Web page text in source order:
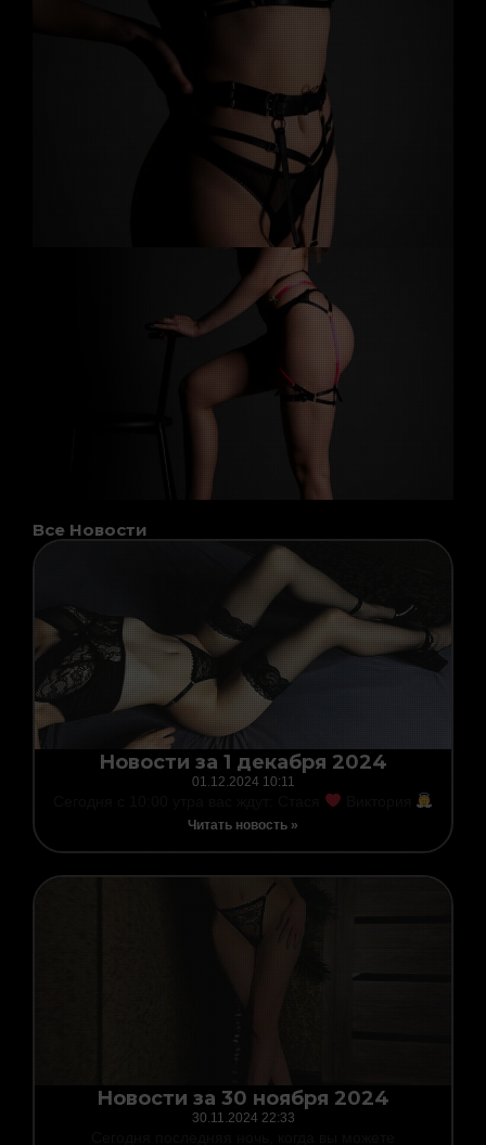
Все Новости
Новости за 1 декабря 2024
01.12.2024 10:11
Читать новость »
Новости за 30 ноября 2024
30.11.2024 22:33
PagePage